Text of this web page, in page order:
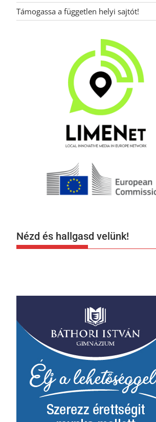
Támogassa a független helyi sajtót!
Nézd és hallgasd velünk!